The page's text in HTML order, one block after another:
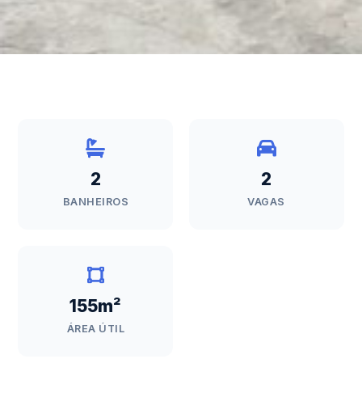
2
BANHEIROS
2
VAGAS
155m²
ÁREA ÚTIL